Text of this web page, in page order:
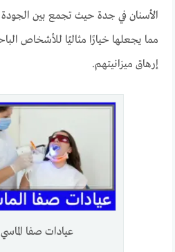
الأسنان في جدة حيث تجمع بين الجودة
مما يجعلها خيارًا مثاليًا للأشخاص
إرهاق ميزانيتهم.
عيادات صفا